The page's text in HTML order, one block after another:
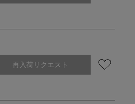
再入荷リクエスト